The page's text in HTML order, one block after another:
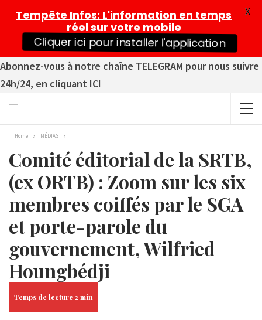
Abonnez-vous à notre chaîne TELEGRAM pour nous suivre
24h/24, en cliquant ICI
Home MÉDIAS
Comité éditorial de la SRTB,
(ex ORTB) : Zoom sur les six
membres coiffés par le SGA
et porte-parole du
gouvernement, Wilfried
Houngbédji
Tempête Infos: L'information en temps
réel sur votre mobile
Cliquer ici pour installer l'application
X